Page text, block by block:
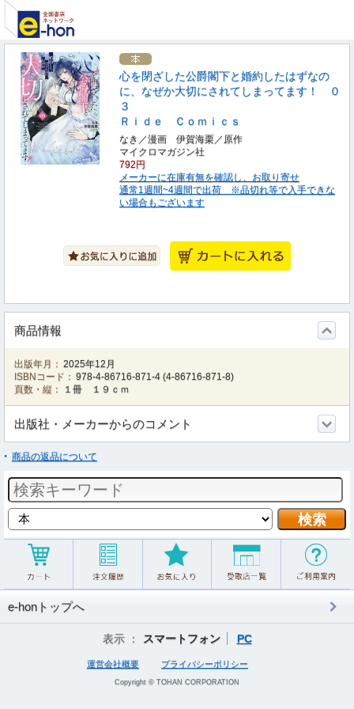
心を閉ざした公爵閣下と婚約したはずなの
に、なぜか大切にされてしまってます！ ０
３
Ｒｉｄｅ Ｃｏｍｉｃｓ
なき／漫画 伊賀海栗／原作
マイクロマガジン社
792円
メーカーに在庫有無を確認し、お取り寄せ
通常1週間~4週間で出荷 ※品切れ等で入手できな
い場合もございます
商品情報
出版年月： 2025年12月
ISBNコード： 978-4-86716-871-4 (4-86716-871-8)
頁数・縦：
１冊 １９ｃｍ
出版社・メーカーからのコメント
商品の返品について
e-honトップへ
表示 ： スマートフォン PC
運営会社概要 プライバシーポリシー
Copyright © TOHAN CORPORATION